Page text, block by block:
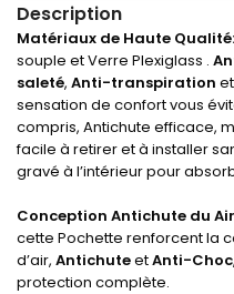
Description
Matériaux de Haute Qualité:
souple et Verre Plexiglass .
saleté, Anti-transpiration et
sensation de confort vous
compris, Antichute efficace,
facile à retirer et à installer
gravé à l’intérieur pour
Conception Antichute du
cette Pochette renforcent la
d’air, AntichuteetAnti-Choc
protection complète.